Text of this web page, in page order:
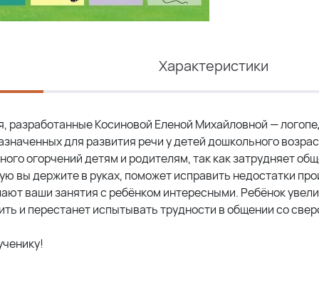
Характеристики
разработанные Косиновой Еленой Михайловной —
для развития речи у детей дошкольного
огорчений детям и родителям, так как затрудняет
вы держите в руках, поможет исправить недостатки
ваши занятия с ребёнком интересными. Ребёнок
и перестанет испытывать трудности в общении со